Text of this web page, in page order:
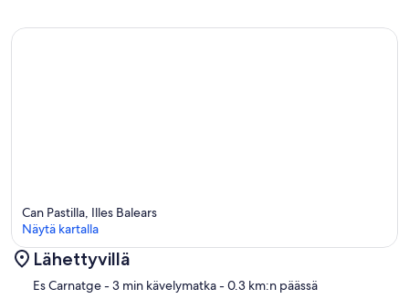
Kartta
Can Pastilla, Illes Balears
Näytä kartalla
Lähettyvillä
Es Carnatge- 3 min kävelymatka- 0.3 km:n päässä